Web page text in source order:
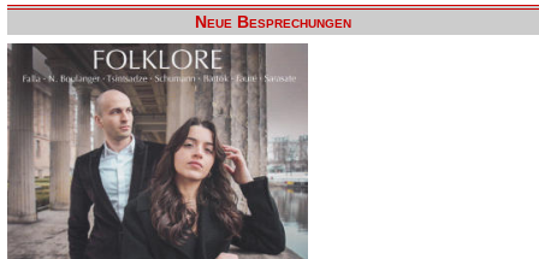
Neue Besprechungen